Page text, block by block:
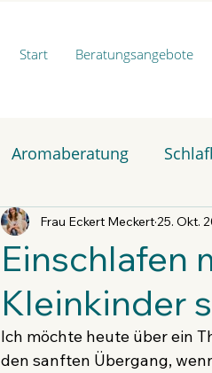
Start Beratungsangebote
Aromaberatung
Einschlafen
Kleinkinder
Frau Eckert Meckert25. Okt.
Ich möchte heute über ein
den sanften Übergang,